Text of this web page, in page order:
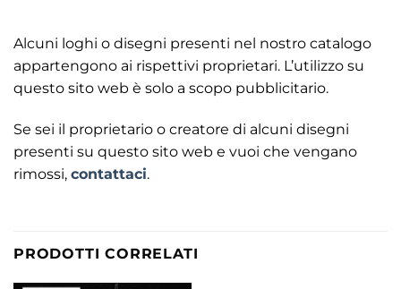
Alcuni loghi o disegni presenti nel nostro catalogo
appartengono ai rispettivi proprietari. L’utilizzo su
questo sito web è solo a scopo pubblicitario.
Se sei il proprietario o creatore di alcuni disegni
presenti su questo sito web e vuoi che vengano
rimossi, contattaci.
PRODOTTI CORRELATI